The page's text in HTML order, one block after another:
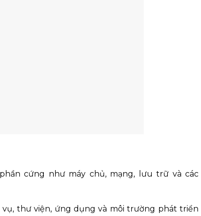
cứng như máy chủ, mạng, lưu trữ và các
thư viện, ứng dụng và môi trường phát triển